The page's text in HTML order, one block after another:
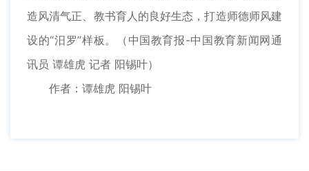
造风清气正、教书育人的良好生态，打造师德师风建
设的“汨罗”样板。（中国教育报-中国教育新闻网通
讯员 谭雄虎 记者 阳锡叶）
作者：谭雄虎 阳锡叶